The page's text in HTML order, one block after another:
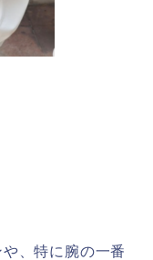
、特に腕の一番